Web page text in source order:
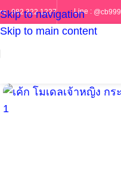
Skip to navigation
Skip to main content
ร : 082 322 1227 Line : @cb999